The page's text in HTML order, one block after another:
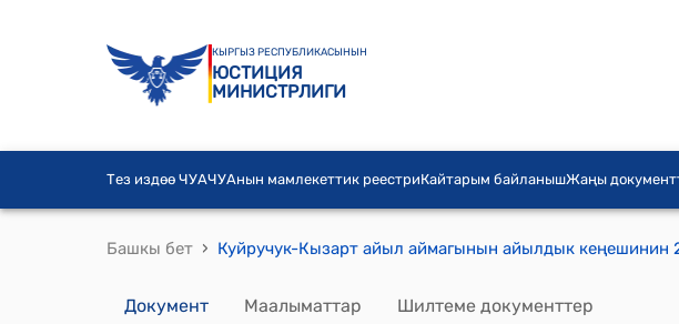
КЫРГЫЗ РЕСПУБЛИКАСЫНЫН
ЮСТИЦИЯ
МИНИСТРЛИГИ
Тез издөө ЧУАЧУАнын мамлекеттик реестриКайтарым байланышЖаңы
Башкы бет ›
Документ Маалыматтар Шилтеме документтер